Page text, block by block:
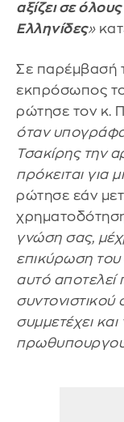
αξίζει σε
Ελληνίδες»
Σε παρέμβασή
εκπρόσωπος
ρώτησε τον κ.
όταν
Τσακίρης την
πρόκειται για
ρώτησε εάν
γνώση σας,
επικύρωση
αυτό
συμμετέχει και